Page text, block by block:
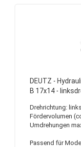
DEUTZ -
B 17x14 -
Drehrichtung:
Fördervolumen
Umdrehungen
Passend für